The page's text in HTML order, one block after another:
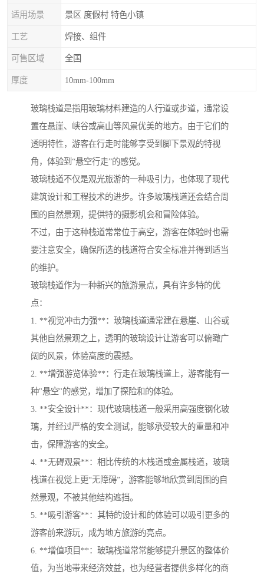
适用场景 景区 度假村 特色小镇
工艺 焊接、组件
可售区域 全国
厚度 10mm-100mm
玻璃栈道是指用玻璃材料建造的人行道或步道，通常设
置在悬崖、峡谷或高山等风景优美的地方。由于它们的
透明特性，游客在行走时能够享受到脚下景观的特视
角，体验到“悬空行走”的感觉。
玻璃栈道不仅是观光旅游的一种吸引力，也体现了现代
建筑设计和工程技术的进步。许多玻璃栈道还会结合周
围的自然景观，提供特的摄影机会和冒险体验。
不过，由于这种栈道常常位于高空，游客在体验时也需
要注意安全，确保所选的栈道符合安全标准并得到适当
的维护。
玻璃栈道作为一种新兴的旅游景点，具有许多特的优
点：
1. **视觉冲击力强**：玻璃栈道通常建在悬崖、山谷或
其他自然景观之上，透明的玻璃设计让游客可以俯瞰广
阔的风景，体验高度的震撼。
2. **增强游览体验**：行走在玻璃栈道上，游客能有一
种"悬空"的感觉，增加了探险和的体验。
3. **安全设计**：现代玻璃栈道一般采用高强度钢化玻
璃，并经过严格的安全测试，能够承受较大的重量和冲
击，保障游客的安全。
4. **无碍观景**：相比传统的木栈道或金属栈道，玻璃
栈道在视觉上更“无障碍”，游客能够地欣赏到周围的自
然景观，不被其他结构遮挡。
5. **吸引游客**：其特的设计和的体验可以吸引更多的
游客前来游玩，成为地方旅游的亮点。
6. **增值项目**：玻璃栈道常常能够提升景区的整体价
值，为当地带来经济效益，也为经营者提供多样化的商